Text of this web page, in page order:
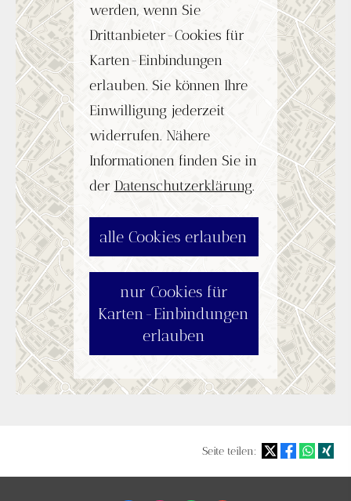
werden, wenn Sie
Drittanbieter-Cookies für
Karten-Einbindungen
erlauben. Sie können Ihre
Einwilligung jederzeit
widerrufen. Nähere
Informationen finden Sie in
der Datenschutzerklärung.
alle Cookies erlauben
nur Cookies für
Karten-Einbindungen
erlauben
Seite teilen: